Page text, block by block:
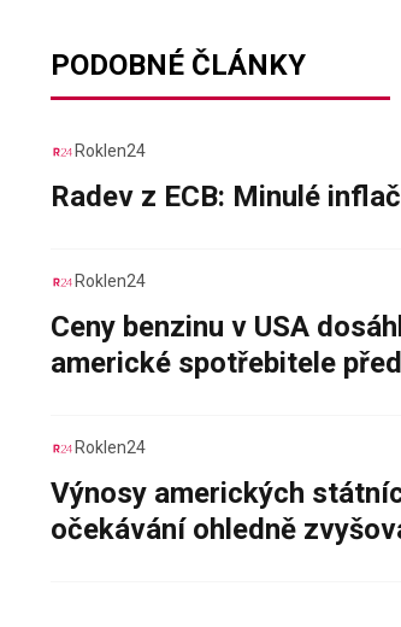
PODOBNÉ ČLÁNKY
Roklen24
Radev z ECB: Minulé
Roklen24
Ceny benzinu v USA
americké spotřebitele
Roklen24
Výnosy amerických
očekávání ohledně